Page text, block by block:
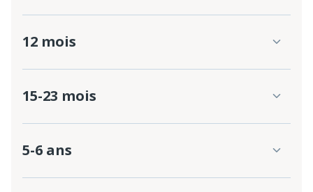
12 mois
15-23 mois
5-6 ans